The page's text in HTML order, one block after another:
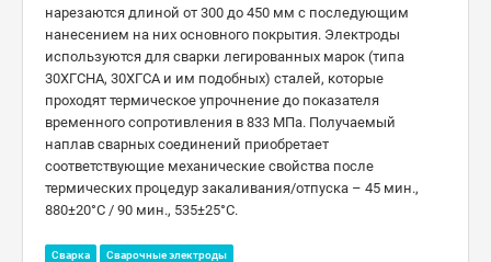
нарезаются длиной от 300 до 450 мм с последующим
нанесением на них основного покрытия. Электроды
используются для сварки легированных марок (типа
30ХГСНА, 30ХГСА и им подобных) сталей, которые
проходят термическое упрочнение до показателя
временного сопротивления в 833 МПа. Получаемый
наплав сварных соединений приобретает
соответствующие механические свойства после
термических процедур закаливания/отпуска – 45 мин.,
880±20°C / 90 мин., 535±25°C.
Сварка Сварочные электроды